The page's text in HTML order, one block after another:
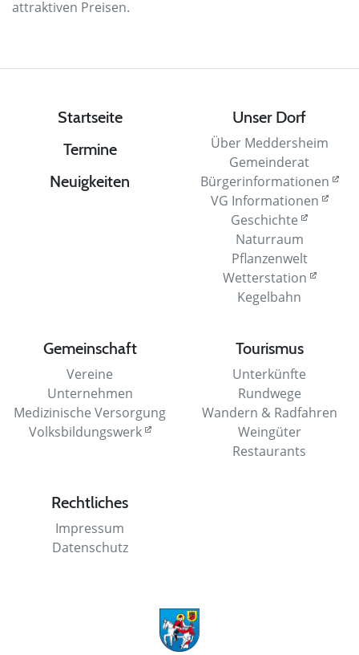
attraktiven Preisen.
Startseite
Termine
Neuigkeiten
Unser Dorf
Über Meddersheim
Gemeinderat
Bürgerinformationen
VG Informationen
Geschichte
Naturraum
Pflanzenwelt
Wetterstation
Kegelbahn
Gemeinschaft
Vereine
Unternehmen
Medizinische Versorgung
Volksbildungswerk
Tourismus
Unterkünfte
Rundwege
Wandern & Radfahren
Weingüter
Restaurants
Rechtliches
Impressum
Datenschutz